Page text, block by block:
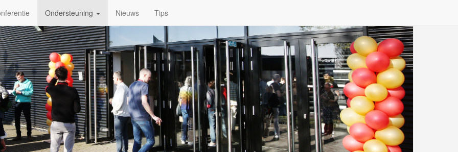
Ondersteuning Nieuws Tips